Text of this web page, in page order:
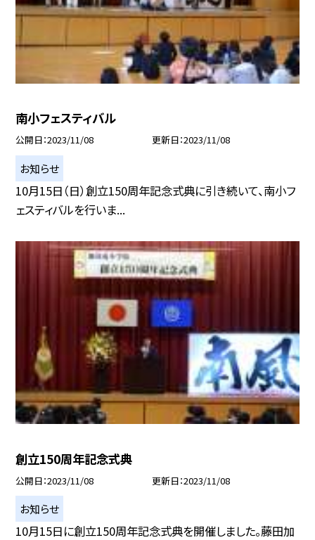
南小フェスティバル
公開日 2023/11/08 更新日 2023/11/08
お知らせ
10月15日（日）創立150周年記念式典に引き続いて、南小フ
ェスティバルを行いま...
創立150周年記念式典
公開日 2023/11/08 更新日 2023/11/08
お知らせ
10月15日に創立150周年記念式典を開催しました。藤田加